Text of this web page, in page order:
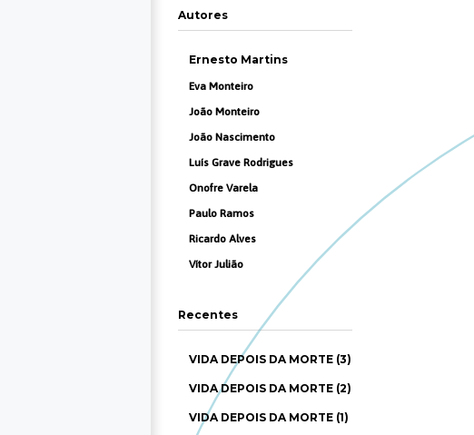
Autores
Ernesto Martins
Eva Monteiro
João Monteiro
João Nascimento
Luís Grave Rodrigues
Onofre Varela
Paulo Ramos
Ricardo Alves
Vítor Julião
Recentes
VIDA DEPOIS DA MORTE (3)
VIDA DEPOIS DA MORTE (2)
VIDA DEPOIS DA MORTE (1)